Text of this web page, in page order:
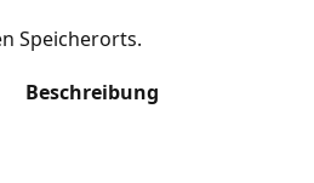
Speicherorts.
Beschreibung